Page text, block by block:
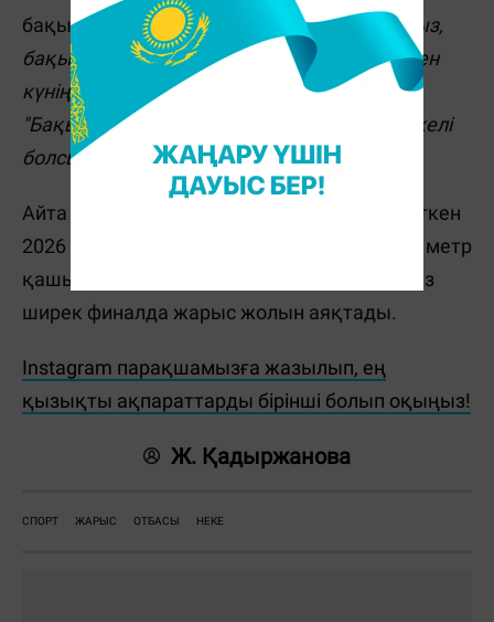
бақыт тіледі:"Шын жүректен құттықтаймыз,
бақытты болыңыздар!", "Шаңырақ көтерген
күніңізбен шын жүректен құттықтаймын!",
"Бақытыңыз баянды, шаңырағыңыз берекелі
болсын!"
Айта кетейік, Абзал Әжіғалиев Италияда өткен
2026 жылғы
500 метр
қашықта сынға түсті. Алайда отандасымыз
ширек финалда жарыс жолын аяқтады.
Instagram парақшамызға жазылып, ең
қызықты ақпараттарды бірінші болып оқыңыз!
Ж. Қадыржанова
СПОРТ ЖАРЫС ОТБАСЫ НЕКЕ